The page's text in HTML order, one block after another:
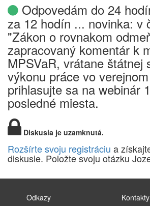
Odpovedám do 24
za 12 hodín ... novinka: v
"Zákon o rovnakom
zapracovaný komentár k
MPSVaR, vrátane štátnej
výkonu práce vo
prihlasujte sa na webinár
posledné miesta.
Diskusia je uzamknutá.
Rozšírte svoju registráciu a
diskusie. Položte svoju otázku
Odkazy Kontakty